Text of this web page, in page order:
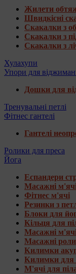
Жилети
Швидкісні
Скакалки з
Скакалки з
Скакалки з
Хулахупи
Упори для
Дошки для
Тренувальні петлі
Фітнес гантелі
Гантелі
Ролики для преса
Йога
Еспандери
Масажні
Фітнес м'ячі
Резинки з
Блоки для
Кільця для
Масажні
Масажні
Килимки
Килимки для
М'ячі для